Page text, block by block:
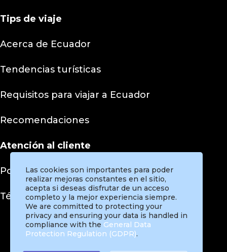
Tips de viaje
Acerca de Ecuador
Tendencias turísticas
Requisitos para viajar a Ecuador
Recomendaciones
Atención al cliente
Políticas de privacidad
Términos y condiciones
InstagramFacebook Twitter Pinterest TikTok
Las cookies son importantes para poder
realizar mejoras constantes en el sitio,
acepta si deseas disfrutar de un acceso
completo y la mejor experiencia siempre.
We are committed to protecting your
privacy and ensuring your data is handled in
compliance with the General Data
Protection Regulation (GDPR).